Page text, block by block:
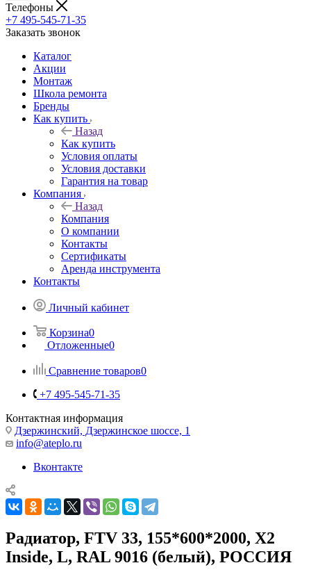
Телефоны
+7 495-545-71-35
Заказать звонок
Каталог
Акции
Монтаж
Школа ремонта
Бренды
Как купить
Назад
Как купить
Условия оплаты
Условия доставки
Гарантия на товар
Компания
Назад
Компания
О компании
Контакты
Сертификаты
Аренда инструмента
Контакты
Личный кабинет
Корзина0
Отложенные0
Сравнение товаров0
+7 495-545-71-35
Контактная информация
Дзержинский, Дзержинское шоссе, 1
info@ateplo.ru
Вконтакте
Радиатор, FTV 33, 155*600*2000, X2
Inside, L, RAL 9016 (белый), РОССИЯ